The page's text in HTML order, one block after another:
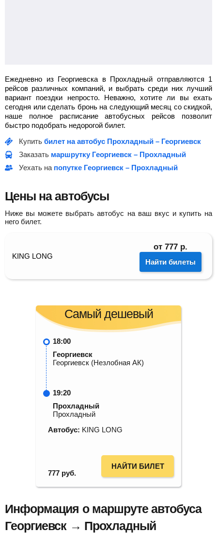
Ежедневно из Георгиевска в Прохладный отправляются 1
рейсов различных компаний, и выбрать среди них лучший
вариант поездки непросто. Неважно, хотите ли вы ехать
сегодня или сделать бронь на следующий месяц со скидкой,
наше полное расписание автобусных рейсов позволит
быстро подобрать недорогой билет.
Купить билет на автобус Прохладный – Георгиевск
Заказать маршрутку Георгиевск – Прохладный
Уехать на попутке Георгиевск – Прохладный
Цены на автобусы
Ниже вы можете выбрать автобус на ваш вкус и купить на
него билет.
KING LONG
от 777 р.
Найти билеты
Самый дешевый
18:00
Георгиевск
Георгиевск (Незлобная АК)
19:20
Прохладный
Прохладный
Автобус: KING LONG
777 руб.
НАЙТИ БИЛЕТ
Информация о маршруте автобуса
Георгиевск → Прохладный